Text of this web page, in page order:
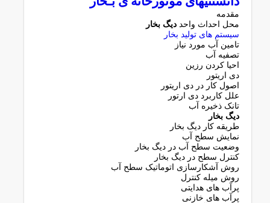
مقدمه
محل احداث واحد دیگ بخار
سیستم های تولید بخار
تامین آب مورد نیاز
تصفیه آب
احیا کردن رزین
دی اریتور
اصول کار در دی اریتور
علل کاربرد دی ارتور
تانک ذخیره آب
دیگ بخار
طریقه کار دیگ بخار
نمایش سطح آب
وضعیت سطح آب در دیگ بخار
کنترل سطح در دیگ بخار
روش آشکارسازی اتوماتیک سطح آب
روش میله کنترل
پرآب های هدایتی
پرآب های خازنی